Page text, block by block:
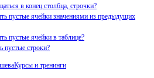
в конец столбца, строчки?
пустые ячейки значениями из предыдущих
пустые ячейки в таблице?
пустые строки?
Курсы и тренинги